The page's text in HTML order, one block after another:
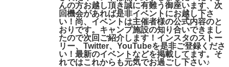
んの方お越し頂き誠に有難う御座います、次
回機会があれば是非イベントにお越し下さ
い！尚、イベントは主催者様の公式内容のと
おりです。キャンプ️施設の知り合いできまし
たので次回ご紹介します！インスタのストー
リー、Twitter、YouTubeを是非ご登録くださ
い！最新のイベントなどを掲載してます。そ
れではこれからも元気でお過ごし下さい♪